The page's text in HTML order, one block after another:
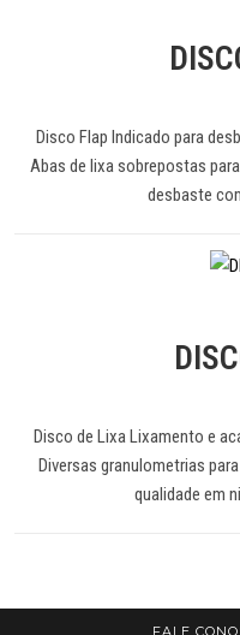
Disco Flap Indicado para
Abas de lixa sobrepostas
desbaste
Disco de Lixa Lixamento e
Diversas granulometrias
qualidade em
FALE